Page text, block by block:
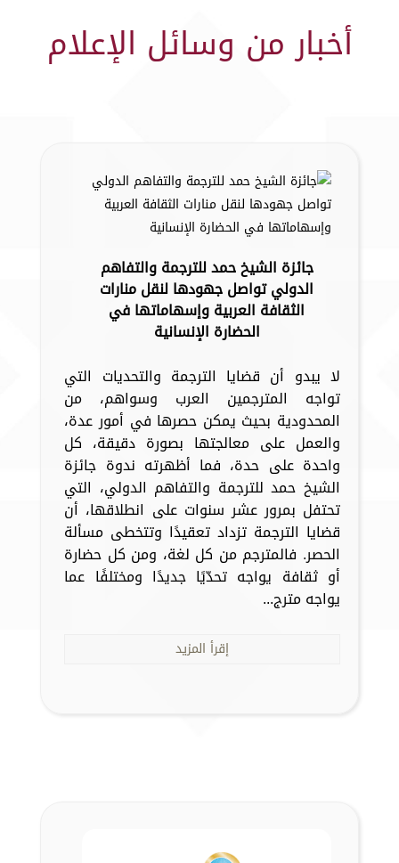
أخبار من وسائل الإعلام
جائزة الشيخ حمد للترجمة والتفاهم
الدولي تواصل جهودها لنقل منارات
الثقافة العربية وإسهاماتها في
الحضارة الإنسانية
لا يبدو أن قضايا الترجمة والتحديات التي
تواجه المترجمين العرب وسواهم، من
المحدودية بحيث يمكن حصرها في أمور عدة،
والعمل على معالجتها بصورة دقيقة، كل
واحدة على حدة، فما أظهرته ندوة جائزة
الشيخ حمد للترجمة والتفاهم الدولي، التي
تحتفل بمرور عشر سنوات على انطلاقها، أن
قضايا الترجمة تزداد تعقيدًا وتتخطى مسألة
الحصر. فالمترجم من كل لغة، ومن كل حضارة
أو ثقافة يواجه تحدّيًا جديدًا ومختلفًا عما
يواجه مترج...
إقرأ المزيد